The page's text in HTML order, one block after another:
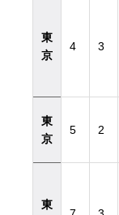
東
京
4 3
東
京
5 2
東